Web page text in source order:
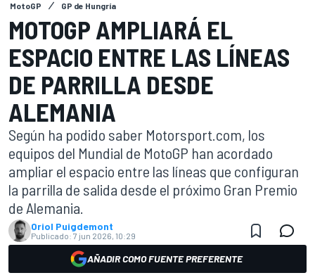
MotoGP GP de Hungría
MOTOGP AMPLIARÁ EL
ESPACIO ENTRE LAS LÍNEAS
DE PARRILLA DESDE
ALEMANIA
Según ha podido saber Motorsport.com, los
equipos del Mundial de MotoGP han acordado
ampliar el espacio entre las líneas que configuran
la parrilla de salida desde el próximo Gran Premio
de Alemania.
Oriol Puigdemont
Publicado: 7 jun 2026, 10:29
AÑADIR COMO FUENTE PREFERENTE